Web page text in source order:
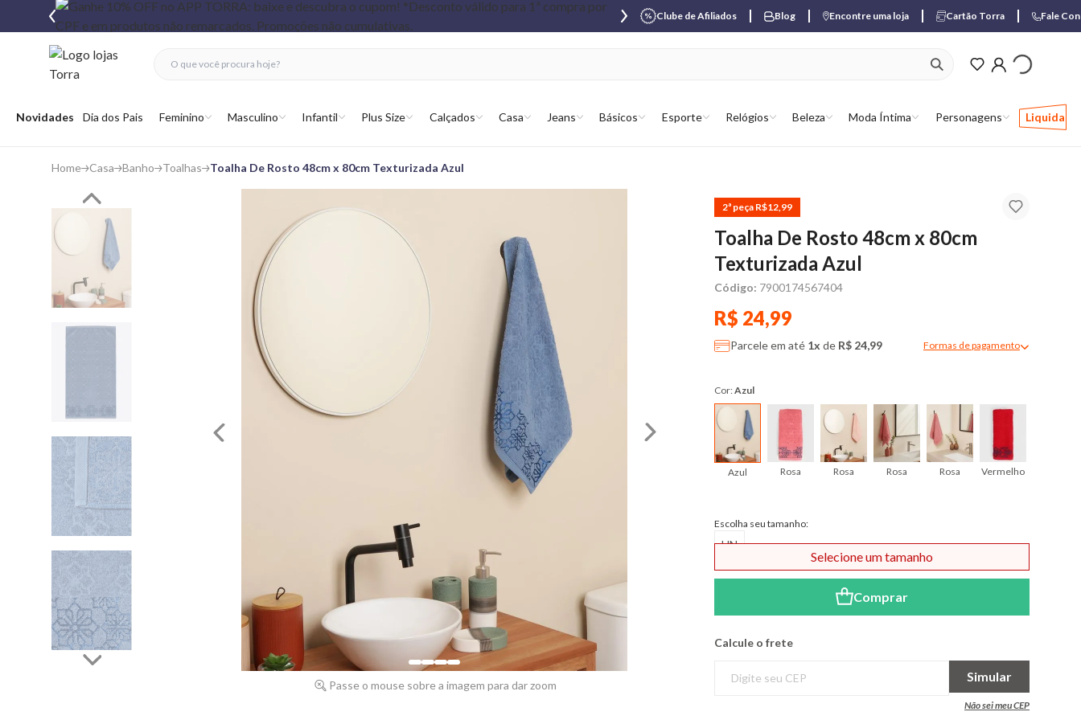
Clube de Afiliados Blog Encontre uma loja Cartão Torra Fale
Abrir menu
Novidades Dia dos Pais Feminino Masculino Infantil Plus Size Calçados Casa Jeans Básicos Esporte Relógios Beleza Moda Íntima Personagens Liquida
ver produtos
fechar menu
fechar menu
favoritos
Home Casa Banho Toalhas Toalha De Rosto 48cm x 80cm Texturizada Azul
Passe o mouse sobre a imagem para dar zoom
2ª peça R$12,99
Toalha De Rosto 48cm x 80cm
Texturizada Azul
Código: 7900174567404
R$ 24,99
Parcele em até 1x de R$ 24,99 Formas de pagamento
Cor:Azul
Azul Rosa Rosa Rosa Rosa Vermelho
Escolha seu tamanho:
UN
Comprar
Selecione um tamanho
Calcule o frete
Simular
Não sei meu CEP